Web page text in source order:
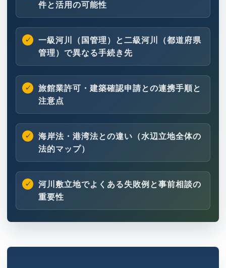
件と活用の可能性
一級河川（国管理）と二級河川（都道府県
管理）で異なる手続き先
旅館業許可・建築確認申請との連携手順と
注意点
海岸法・港湾法との違い（水辺立地全体の
法的マップ）
河川敷立地でよくある失敗例と事前相談の
重要性